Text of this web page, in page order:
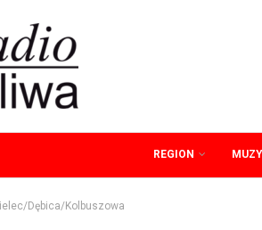
REGION
Dębica/Kolbuszowa